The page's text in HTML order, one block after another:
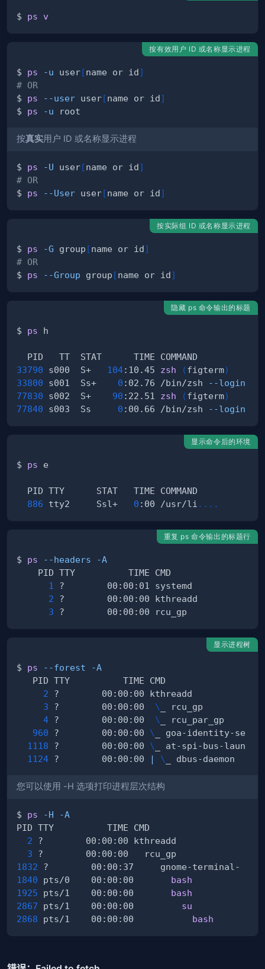
$ ps v
按有效用户 ID 或名称显示进程
$ ps -u user[name or id]
# OR
$ ps --user user[name or id]
$ ps -u
按真实用户 ID 或名称显示进程
$ ps -U user[name or id]
# OR
$ ps --User user[name or id]
按实际组 ID 或名称显示进程
$ ps -G group [name or id]
# OR
$ ps --Group group [name or id]
隐藏 ps 命令输出的标题
$ ps
33790 s000  S+ 104:10.45 zsh (figterm)
33800 s001  Ss+ 0 :02.76 /bin/zsh
--login
77830 s002  S+ 90 :22.51 zsh (figterm)
77840 s003  Ss 0 :00.66 /bin/zsh --login
显示命令后的环境
$ ps
886 tty2     Ssl+ 0 :00 /usr/li .. ..
重复 ps 命令输出的标题行
$ ps --headers
-A
1
2
3
显示进程树
$ ps --forest
-A
2
3 ?        00:00:00 \
4 ?        00:00:00 \
960 ?        00:00:00 \
1118 ?        00:00:00 \
1124 ?        00:00:00 | \
您可以使用 -H 选项打印进程层次结构
$ ps -H
-A
2
3
1832
1840 pts/0    00:00:00 bash
1925 pts/1    00:00:00 bash
2867 pts/1    00:00:00 su
2868 pts/1    00:00:00 bash